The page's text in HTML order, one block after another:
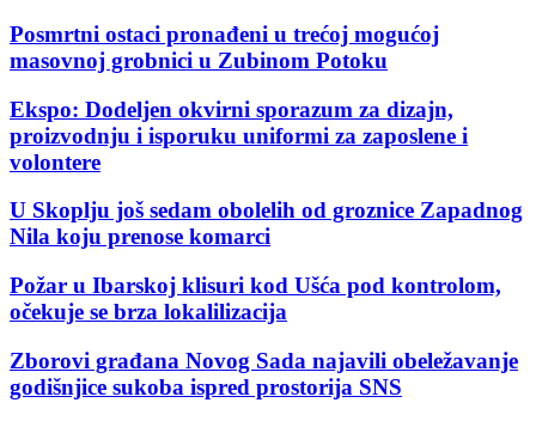
Posmrtni ostaci pronađeni u trećoj mogućoj
masovnoj grobnici u Zubinom Potoku
Ekspo: Dodeljen okvirni sporazum za dizajn,
proizvodnju i isporuku uniformi za zaposlene i
volontere
U Skoplju još sedam obolelih od groznice Zapadnog
Nila koju prenose komarci
Požar u Ibarskoj klisuri kod Ušća pod kontrolom,
očekuje se brza lokalilizacija
Zborovi građana Novog Sada najavili obeležavanje
godišnjice sukoba ispred prostorija SNS